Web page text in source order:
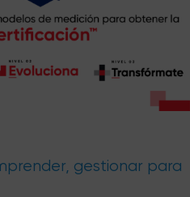
gestionar para